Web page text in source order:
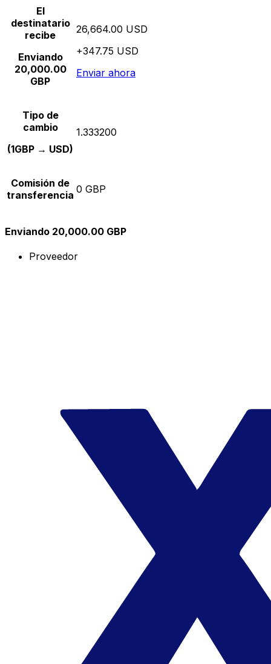
El
destinatario
recibe
Enviando
20,000.00
GBP
26,664.00 USD
+347.75 USD
Enviar ahora
Tipo de
cambio
(1GBP → USD)
1.333200
Comisión de
transferencia 0 GBP
Enviando 20,000.00 GBP
Proveedor